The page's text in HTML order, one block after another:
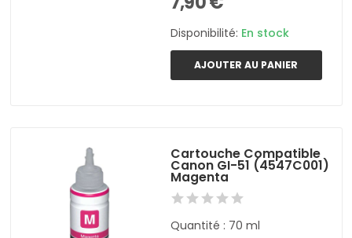
Disponibilité: En stock
AJOUTER AU PANIER
Cartouche Compatible
Canon GI-51 (4547C001)
Magenta
Quantité : 70 ml